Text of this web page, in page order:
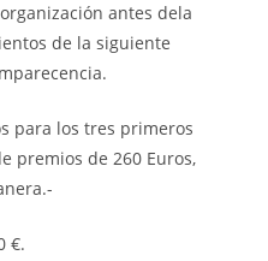
antes dela
de la siguiente
para los tres primeros
premios de 260 Euros,
€.